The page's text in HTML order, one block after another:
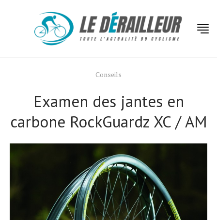
Conseils
Examen des jantes en
carbone RockGuardz XC / AM